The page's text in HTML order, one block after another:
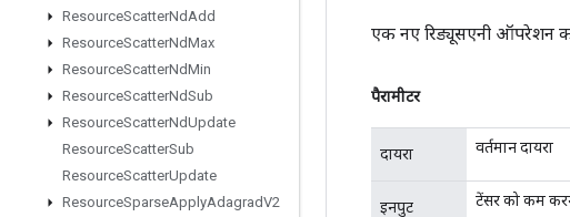
ResourceScatterNdAdd
ResourceScatterNdMax
ResourceScatterNdMin
ResourceScatterNdSub
ResourceScatterNdUpdate
ResourceScatterSub
ResourceScatterUpdate
ResourceSparseApplyAdagradV2
एक नए रिड्यूसएनी ऑपरेशन
पैरामीटर
दायरा वर्तमान दायरा
इनपुट टेंसर को कम